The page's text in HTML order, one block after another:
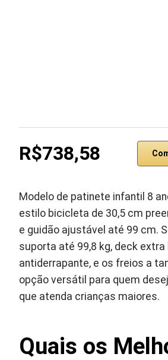
R$738,58
Modelo de patinete infantil 8
estilo bicicleta de 30,5 cm
e guidão ajustável até 99 cm.
suporta até 99,8 kg, deck extra
antiderrapante, e os freios a
opção versátil para quem
que atenda crianças maiores.
Quais os